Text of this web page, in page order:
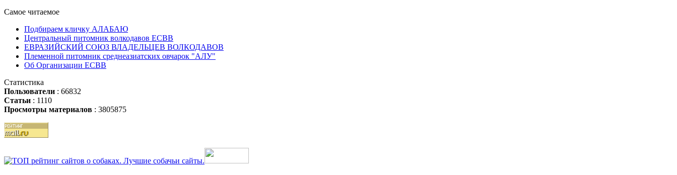
Самое читаемое
Подбираем кличку АЛАБАЮ
Центральный питомник волкодавов ЕСВВ
ЕВРАЗИЙСКИЙ СОЮЗ ВЛАДЕЛЬЦЕВ ВОЛКОДАВОВ
Племенной питомник среднеазиатских овчарок "АЛУ"
Об Организации ЕСВВ
Статистика
Пользователи : 66832
Статьи : 1110
Просмотры материалов : 3805875